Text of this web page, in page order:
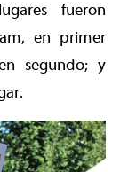
fueron
en primer
segundo; y